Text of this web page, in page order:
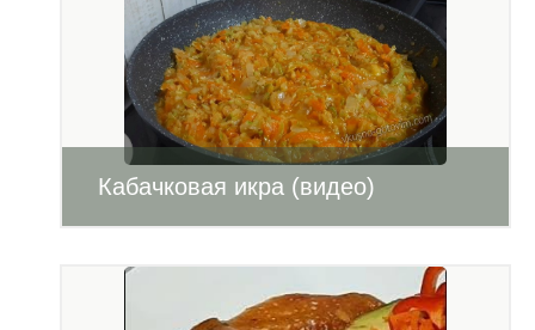
Кабачковая икра (видео)